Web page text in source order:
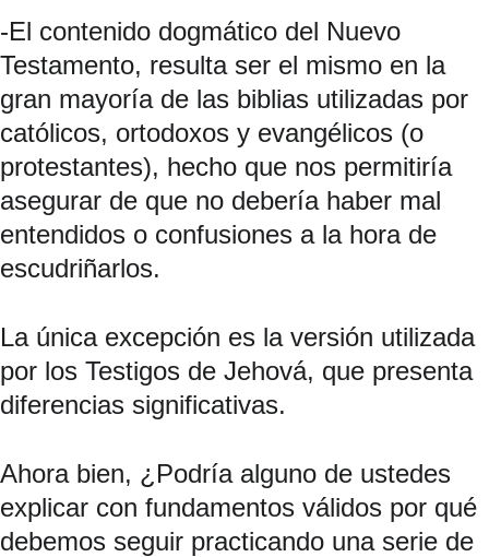
-El contenido dogmático del Nuevo
Testamento, resulta ser el mismo en la
gran mayoría de las biblias utilizadas por
católicos, ortodoxos y evangélicos (o
protestantes), hecho que nos permitiría
asegurar de que no debería haber mal
entendidos o confusiones a la hora de
escudriñarlos.
La única excepción es la versión utilizada
por los Testigos de Jehová, que presenta
diferencias significativas.
Ahora bien, ¿Podría alguno de ustedes
explicar con fundamentos válidos por qué
debemos seguir practicando una serie de